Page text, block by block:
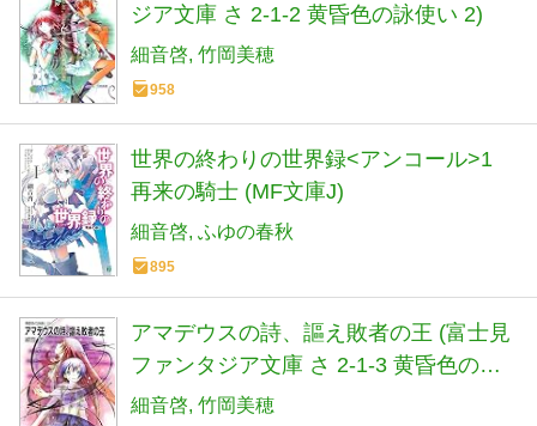
ジア文庫 さ 2-1-2 黄昏色の詠使い 2)
細音啓 竹岡美穂
958
世界の終わりの世界録<アンコール>1
再来の騎士 (MF文庫J)
細音啓 ふゆの春秋
895
アマデウスの詩、謳え敗者の王 (富士見
ファンタジア文庫 さ 2-1-3 黄昏色の詠
使い 3)
細音啓 竹岡美穂